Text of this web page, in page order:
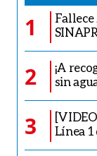
1
2
¡A
sin
3
Línea